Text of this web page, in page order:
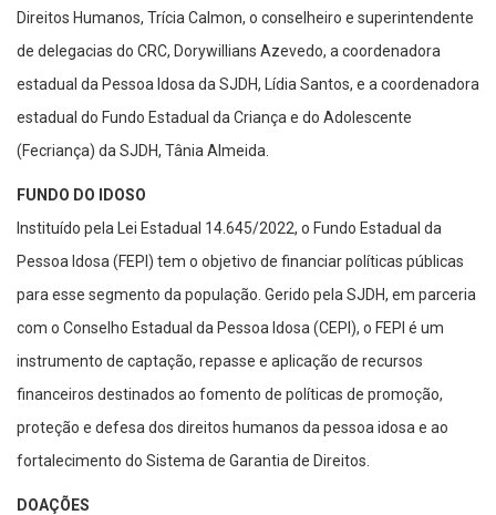
Direitos Humanos, Trícia Calmon, o conselheiro e superintendente
de delegacias do CRC, Dorywillians Azevedo, a coordenadora
estadual da Pessoa Idosa da SJDH, Lídia Santos, e a coordenadora
estadual do Fundo Estadual da Criança e do Adolescente
(Fecriança) da SJDH, Tânia Almeida.
FUNDO DO IDOSO
Instituído pela Lei Estadual 14.645/2022, o Fundo Estadual da
Pessoa Idosa (FEPI) tem o objetivo de financiar políticas públicas
para esse segmento da população. Gerido pela SJDH, em parceria
com o Conselho Estadual da Pessoa Idosa (CEPI), o FEPI é um
instrumento de captação, repasse e aplicação de recursos
financeiros destinados ao fomento de políticas de promoção,
proteção e defesa dos direitos humanos da pessoa idosa e ao
fortalecimento do Sistema de Garantia de Direitos.
DOAÇÕES